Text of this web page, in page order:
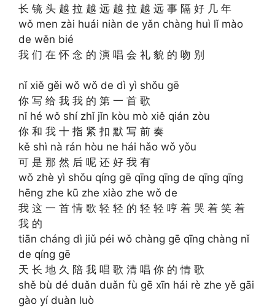
长 镜 头 越 拉 越 远 越 拉 越 远 事 隔 好 几 年
wǒ men zài huái niàn de yǎn chàng huì lǐ mào
de wěn bié
我 们 在 怀 念 的 演 唱 会 礼 貌 的 吻 别
nǐ xiě gěi wǒ wǒ de dì yì shǒu gē
你 写 给 我 我 的 第 一 首 歌
nǐ hé wǒ shí zhǐ jǐn kòu mò xiě qián zòu
你 和 我 十 指 紧 扣 默 写 前 奏
kě shì nà rán hòu ne hái hǎo wǒ yǒu
可 是 那 然 后 呢 还 好 我 有
wǒ zhè yì shǒu qíng gē qīng qīng de qīng qīng
hēng zhe kū zhe xiào zhe wǒ de
我 这 一 首 情 歌 轻 轻 的 轻 轻 哼 着 哭 着 笑 着
我 的
tiān cháng dì jiǔ péi wǒ chàng gē qīng chàng nǐ
de qíng gē
天 长 地 久 陪 我 唱 歌 清 唱 你 的 情 歌
shě bù dé duǎn duǎn fù gē xīn hái rè zhe yě gāi
gào yí duàn luò